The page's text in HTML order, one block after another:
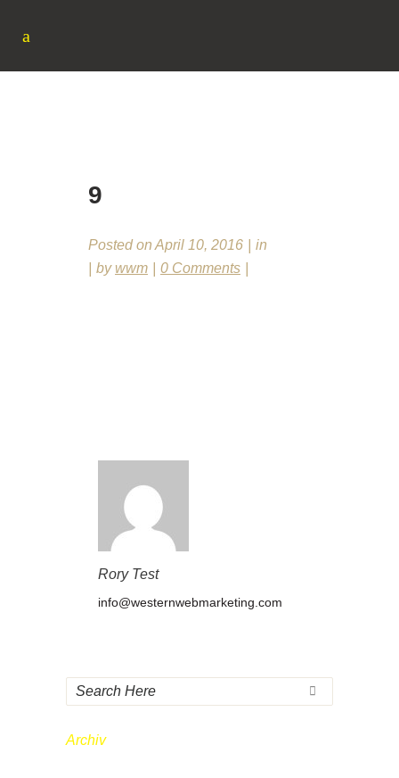
9
Posted on April 10, 2016
in
by wwm 0 Comments
Rory Test
info@westernwebmarketing.com
Archiv